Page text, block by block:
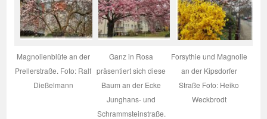
Magnolienblüte an der
Prellerstraße. Foto: Ralf
Dießelmann
Ganz in Rosa
präsentiert sich diese
Baum an der Ecke
Junghans- und
Schrammsteinstraße.
Forsythie und Magnolie
an der Kipsdorfer
Straße Foto: Heiko
Weckbrodt